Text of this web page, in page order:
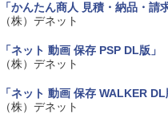
「かんたん商人 見積・納品・請
（株）デネット
「ネット 動画 保存 PSP DL版」
（株）デネット
「ネット 動画 保存 WALKER DL
（株）デネット